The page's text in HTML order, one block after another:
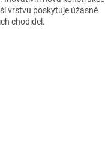
vrstvu poskytuje úžasné
chodidel.